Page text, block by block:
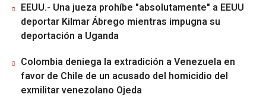
EEUU.- Una jueza prohíbe "absolutamente" a EEUU
deportar Kilmar Ábrego mientras impugna su
deportación a Uganda
Colombia deniega la extradición a Venezuela en
favor de Chile de un acusado del homicidio del
exmilitar venezolano Ojeda